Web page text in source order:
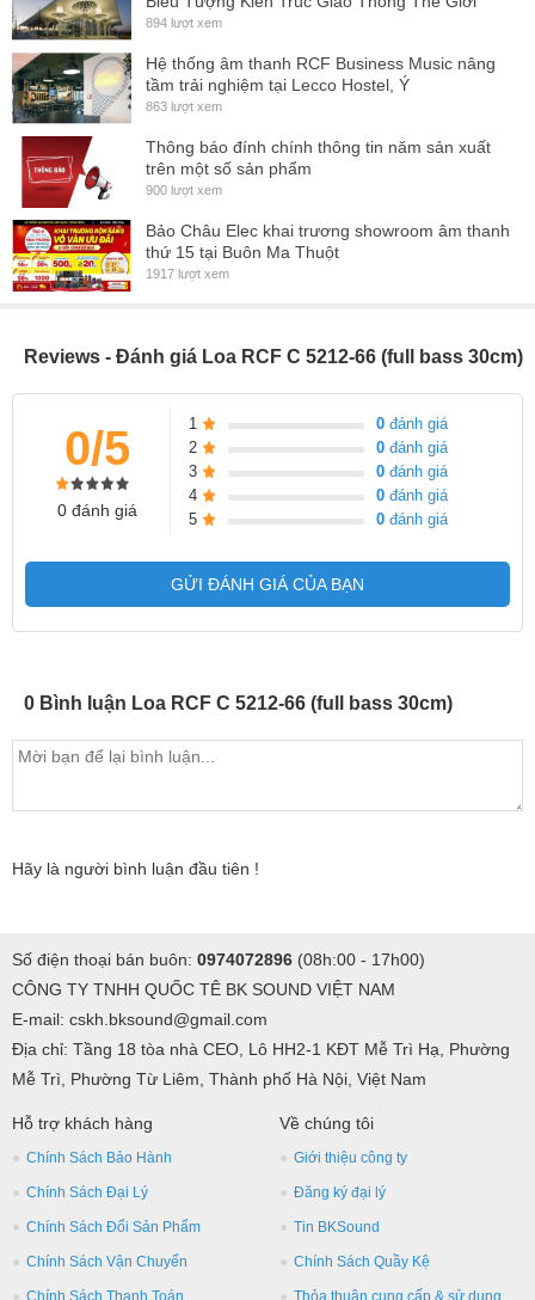
Thông tin bass loa: Cuộn âm 7.62cm chịu nhiệt cao
Loa treble: 1 loa 3.56cm
Công suất RMS: 500W
Công suất Peak: 2000W
Amply khuyên dùng: 1000W
Trở kháng: 8ohms
Tần số đáp tuyến: 54Hz - 20kHz (-10dB)
Độ nhạy (1w @ 1m): 100dB
Cường độ phát âm cực đại: 133dB
Góc phủ âm (Ngang x Dọc): 60° x 60°
Vỏ loa: Gỗ ép bạch dương
Kiểu Dáng: Loa Đứng
Kích thước (Rộng x Cao x Sâu): 360 x 630 x 390 mm
Trọng lượng: 30 kg/ loa
894 lượt xem
Hệ thống âm thanh RCF Business Music nâng
tầm trải nghiệm tại Lecco Hostel, Ý
863 lượt xem
Thông báo đính chính thông tin năm sản xuất
trên một số sản phẩm
900 lượt xem
Bảo Châu Elec khai trương showroom âm thanh
thứ 15 tại Buôn Ma Thuột
1917 lượt xem
Reviews - Đánh giá Loa RCF C 5212-66 (full bass 30cm)
0/5
0 đánh giá
1 0 đánh giá
2
0 đánh giá
3
0 đánh giá
4
0 đánh giá
5
0 đánh giá
GỬI ĐÁNH GIÁ CỦA BẠN
0 Bình luận Loa RCF C 5212-66 (full bass 30cm)
Hãy là người bình luận đầu tiên !
Số điện thoại bán buôn: 0974072896 (08h:00 - 17h00)
CÔNG TY TNHH QUỐC TÊ BK SOUND VIỆT NAM
E-mail: cskh.bksound@gmail.com
Địa chỉ: Tầng 18 tòa nhà CEO, Lô HH2-1 KĐT Mễ Trì Hạ, Phường
Mễ Trì, Phường Từ Liêm, Thành phố Hà Nội, Việt Nam
Hỗ trợ khách hàng
Chính Sách Bảo Hành
Chính Sách Đại Lý
Chính Sách Đổi Sản Phẩm
Chính Sách Vận Chuyển
Chính Sách Thanh Toán
Về chúng tôi
Giới thiệu công ty
Đăng ký đại lý
Tin BKSound
Chính Sách Quầy Kệ
Thỏa thuận cung cấp & sử dụng